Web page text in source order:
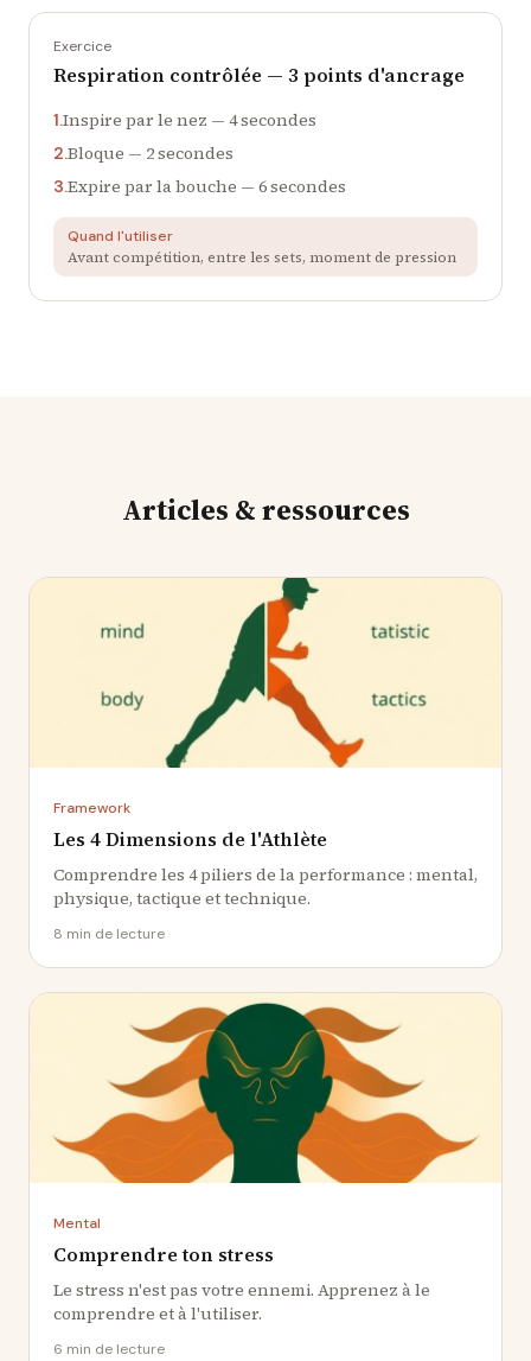
Exercice
Respiration contrôlée — 3 points d'ancrage
1.Inspire par le nez — 4 secondes
2.Bloque — 2 secondes
3.Expire par la bouche — 6 secondes
Quand l'utiliser
Avant compétition, entre les sets, moment de pression
Articles & ressources
Framework
Les 4 Dimensions de l'Athlète
Comprendre les 4 piliers de la performance : mental,
physique, tactique et technique.
8 min de lecture
Mental
Comprendre ton stress
Le stress n'est pas votre ennemi. Apprenez à le
comprendre et à l'utiliser.
6 min de lecture